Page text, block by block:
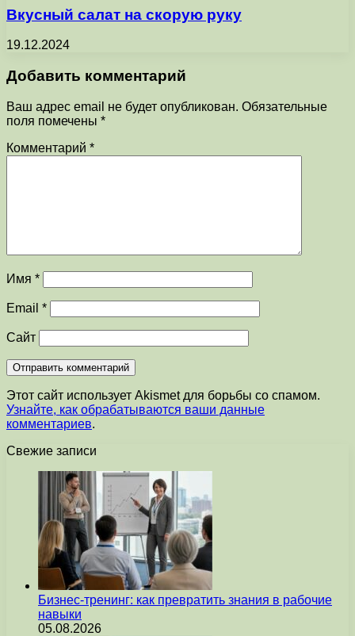
Вкусный салат на скорую руку
19.12.2024
Добавить комментарий
Ваш адрес email не будет опубликован. Обязательные
поля помечены *
Комментарий *
Имя *
Email *
Сайт
Этот сайт использует Akismet для борьбы со спамом.
Узнайте, как обрабатываются ваши данные
комментариев.
Свежие записи
Бизнес-тренинг: как превратить знания в рабочие
навыки
05.08.2026